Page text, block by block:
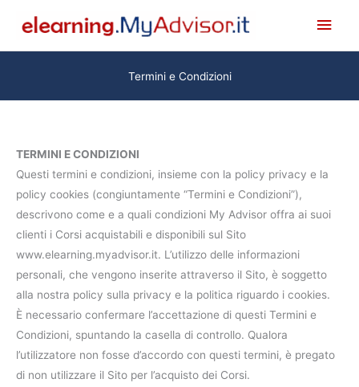
contenuto
Termini e Condizioni
TERMINI E CONDIZIONI
Questi termini e condizioni, insieme con la policy privacy e la
policy cookies (congiuntamente “Termini e Condizioni”),
descrivono come e a quali condizioni My Advisor offra ai suoi
clienti i Corsi acquistabili e disponibili sul Sito
www.elearning.myadvisor.it. L’utilizzo delle informazioni
personali, che vengono inserite attraverso il Sito, è soggetto
alla nostra policy sulla privacy e la politica riguardo i cookies.
È necessario confermare l’accettazione di questi Termini e
Condizioni, spuntando la casella di controllo. Qualora
l’utilizzatore non fosse d’accordo con questi termini, è pregato
di non utilizzare il Sito per l’acquisto dei Corsi.